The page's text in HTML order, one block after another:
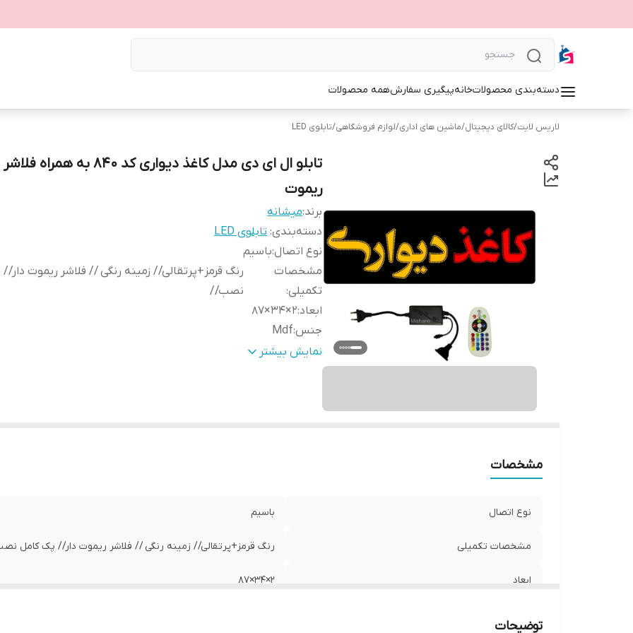
دسته‌بندی محصولاتخانهپیگیری سفارشهمه محصولات
لاریس لایت/کالای دیجیتال/ماشین های اداری/لوازم فروشگاهی/تابلوی LED
تابلو ال ای دی مدل کاغذ دیواری کد 840 به همراه
ریموت
برند:میشانه
دسته‌بندی: تابلوی LED
نوع اتصال:باسیم
مشخصات
تکمیلی:
رنگ قرمز+پرتقالی// زمینه رنگی // فلاشر ریموت
نصب//
ابعاد:
2×34×87
جنس:
Mdf
قابلیت‌های دستگاه
نمایش بیشتر
مشخصات
نوع اتصال باسیم
مشخصات تکمیلی رنگ قرمز+پرتقالی// زمینه رنگی // فلاشر ریموت دار// پک کامل
ابعاد 2×34×87
توضیحات